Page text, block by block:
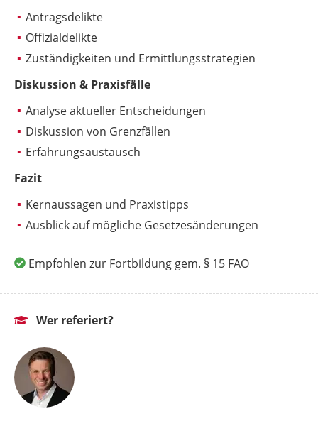
Antragsdelikte
Offizialdelikte
Zuständigkeiten und Ermittlungsstrategien
Diskussion & Praxisfälle
Analyse aktueller Entscheidungen
Diskussion von Grenzfällen
Erfahrungsaustausch
Fazit
Kernaussagen und Praxistipps
Ausblick auf mögliche Gesetzesänderungen
Empfohlen zur Fortbildung gem. § 15 FAO
Wer referiert?